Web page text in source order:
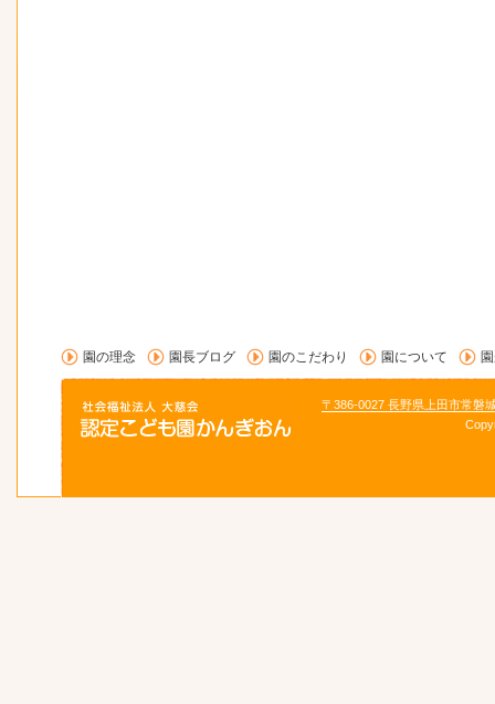
園の理念 園長ブログ 園のこだわり 園について
〒386-0027 長野県上田市常磐